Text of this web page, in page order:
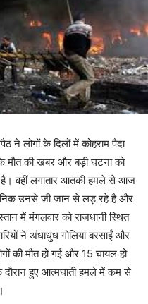
ने लोगों के दिलों में कोहराम पैदा
मौत की खबर और बड़ी घटना को
वहीं लगातार आतंकी हमले से आज
उनसे जी जान से लड़ रहे है और
में मंगलवार को राजधानी स्थित
ने अंधाधुंध गोलियां बरसाईं और
की मौत हो गई और 15 घायल हो
दौरान हुए आत्मघाती हमले में कम से